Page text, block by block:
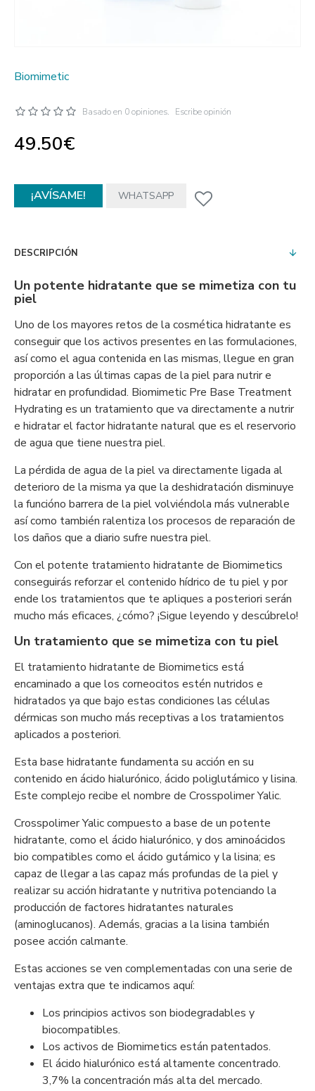
Biomimetic
Basado en 0 opiniones. Escribe opinión
49.50€
¡AVÍSAME! WHATSAPP
DESCRIPCIÓN
Un potente hidratante que se mimetiza con tu
piel
Uno de los mayores retos de la cosmética hidratante es
conseguir que los activos presentes en las formulaciones,
así como el agua contenida en las mismas, llegue en gran
proporción a las últimas capas de la piel para nutrir e
hidratar en profundidad. Biomimetic Pre Base Treatment
Hydrating es un tratamiento que va directamente a nutrir
e hidratar el factor hidratante natural que es el reservorio
de agua que tiene nuestra piel.
La pérdida de agua de la piel va directamente ligada al
deterioro de la misma ya que la deshidratación disminuye
la funcióno barrera de la piel volviéndola más vulnerable
así como también ralentiza los procesos de reparación de
los daños que a diario sufre nuestra piel.
Con el potente tratamiento hidratante de Biomimetics
conseguirás reforzar el contenido hídrico de tu piel y por
ende los tratamientos que te apliques a posteriori serán
mucho más eficaces, ¿cómo? ¡Sigue leyendo y descúbrelo!
Un tratamiento que se mimetiza con tu piel
El tratamiento hidratante de Biomimetics está
encaminado a que los corneocitos estén nutridos e
hidratados ya que bajo estas condiciones las células
dérmicas son mucho más receptivas a los tratamientos
aplicados a posteriori.
Esta base hidratante fundamenta su acción en su
contenido en ácido hialurónico, ácido poliglutámico y lisina.
Este complejo recibe el nombre de Crosspolimer Yalic.
Crosspolimer Yalic compuesto a base de un potente
hidratante, como el ácido hialurónico, y dos aminoácidos
bio compatibles como el ácido gutámico y la lisina; es
capaz de llegar a las capaz más profundas de la piel y
realizar su acción hidratante y nutritiva potenciando la
producción de factores hidratantes naturales
(aminoglucanos). Además, gracias a la lisina también
posee acción calmante.
Estas acciones se ven complementadas con una serie de
ventajas extra que te indicamos aquí:
Los principios activos son biodegradables y
biocompatibles.
Los activos de Biomimetics están patentados.
El ácido hialurónico está altamente concentrado.
3,7% la concentración más alta del mercado.